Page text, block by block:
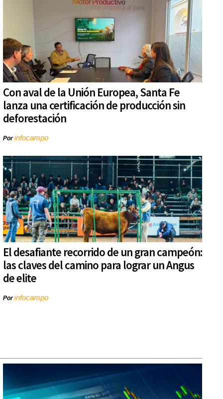
Con aval de la Unión Europea, Santa Fe
lanza una certificación de producción sin
deforestación
Porinfocampo
El desafiante recorrido de un gran campeón:
las claves del camino para lograr un Angus
de elite
Porinfocampo